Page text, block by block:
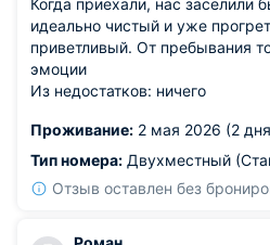
Когда приехали, нас заселили
идеально чистый и уже
приветливый. От пребывания
эмоции
Из недостатков: ничего
Проживание: 2 мая 2026 (2
Тип номера: Двухместный
Отзыв оставлен без